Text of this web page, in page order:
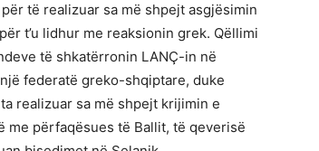
të realizuar sa më shpejt asgjësimin
t’u lidhur me reaksionin grek. Qëllimi
të shkatërronin LANÇ-in në
federatë greko-shqiptare, duke
realizuar sa më shpejt krijimin e
përfaqësues të Ballit, të qeverisë